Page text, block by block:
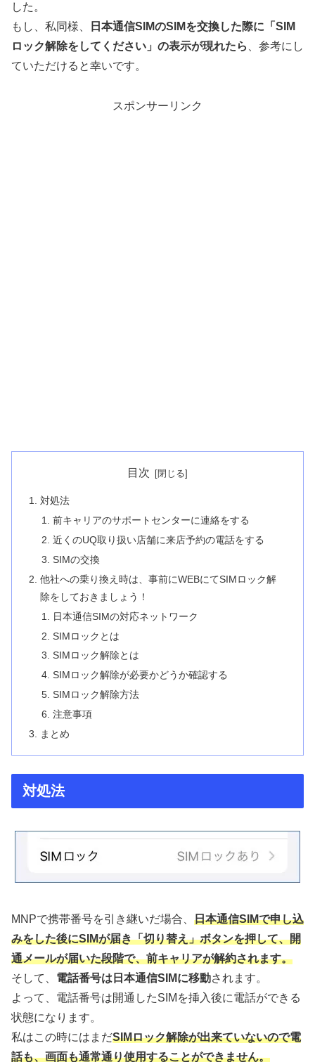
した。
もし、私同様、
日本通信SIMのSIMを交換した際に「SIM
ロック解除をしてください」の表示が現れたら
、参考にし
ていただけると幸いです。
スポンサーリンク
目次
対処法
前キャリアのサポートセンターに連絡をする
近くのUQ取り扱い店舗に来店予約の電話をする
SIMの交換
他社への乗り換え時は、事前にWEBにてSIMロック解
除をしておきましょう！
日本通信SIMの対応ネットワーク
SIMロックとは
SIMロック解除とは
SIMロック解除が必要かどうか確認する
SIMロック解除方法
注意事項
まとめ
対処法
MNPで携帯番号を引き継いだ場合、 日本通信SIMで申し込
みをした後にSIMが届き「切り替え」ボタンを押して、開
通メールが届いた段階で、前キャリアが解約されます。
そして、 電話番号は日本通信SIMに移動されます。
よって、電話番号は開通したSIMを挿入後に電話ができる
状態になります。
私はこの時にはまだSIMロック解除が出来ていないので電
話も、画面も通常通り使用することができません。